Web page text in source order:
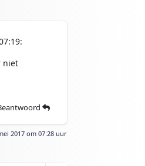
niet
2017 om 07:28 uur